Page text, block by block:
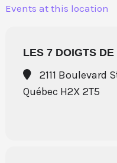
Aller
Events at this location
LES 7 DOIGTS
2111 Boulevard
Québec H2X 2T5